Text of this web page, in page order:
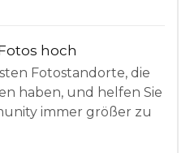
hoch
Fotostandorte, die
haben, und helfen Sie
immer größer zu